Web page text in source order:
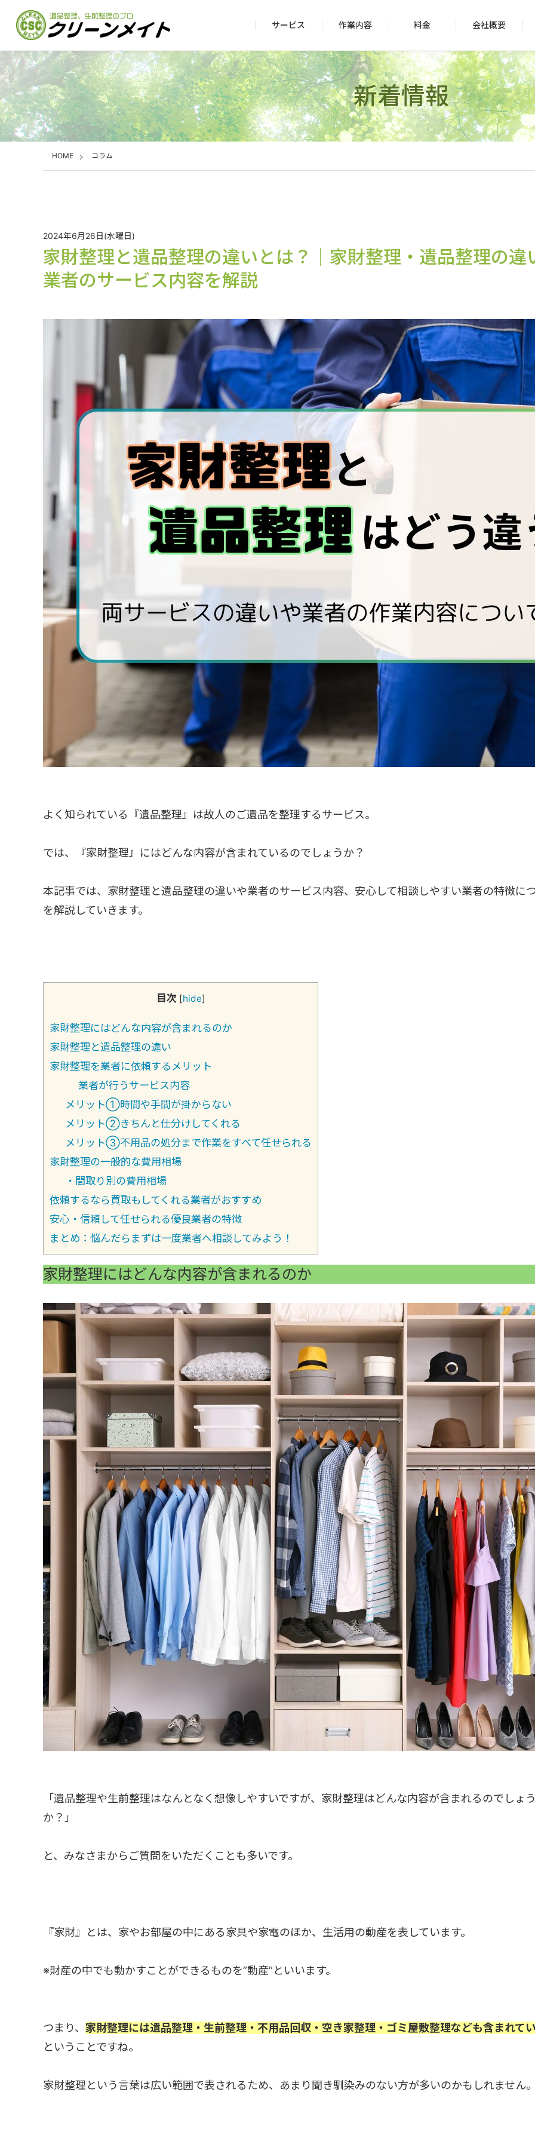
サービス 作業内容 料金 会社概要
新着情報
HOME コラム
2024年6月26日(水曜日)
家財整理と遺品整理の違いとは？｜家財整理・遺品整理の違
業者のサービス内容を解説
よく知られている『遺品整理』は故人のご遺品を整理するサービス。
では、『家財整理』にはどんな内容が含まれているのでしょうか？
本記事では、家財整理と遺品整理の違いや業者のサービス内容、安心して相談しやすい業者の特徴に
を解説していきます。
目次 [hide]
家財整理にはどんな内容が含まれるのか
家財整理と遺品整理の違い
家財整理を業者に依頼するメリット
業者が行うサービス内容
メリット①時間や手間が掛からない
メリット②きちんと仕分けしてくれる
メリット③不用品の処分まで作業をすべて任せられる
家財整理の一般的な費用相場
・間取り別の費用相場
依頼するなら買取もしてくれる業者がおすすめ
安心・信頼して任せられる優良業者の特徴
まとめ：悩んだらまずは一度業者へ相談してみよう！
家財整理にはどんな内容が含まれるのか
「遺品整理や生前整理はなんとなく想像しやすいですが、家財整理はどんな内容が含まれるのでしょ
か？」
と、みなさまからご質問をいただくことも多いです。
『家財』とは、家やお部屋の中にある家具や家電のほか、生活用の動産を表しています。
※財産の中でも動かすことができるものを”動産”といいます。
つまり、 家財整理には遺品整理・生前整理・不用品回収・空き家整理・ゴミ屋敷整理なども含まれて
ということですね。
家財整理という言葉は広い範囲で表されるため、あまり聞き馴染みのない方が多いのかもしれません